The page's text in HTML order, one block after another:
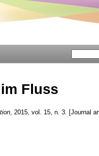
Fluss
, 2015, vol. 15, n. 3. [Journal